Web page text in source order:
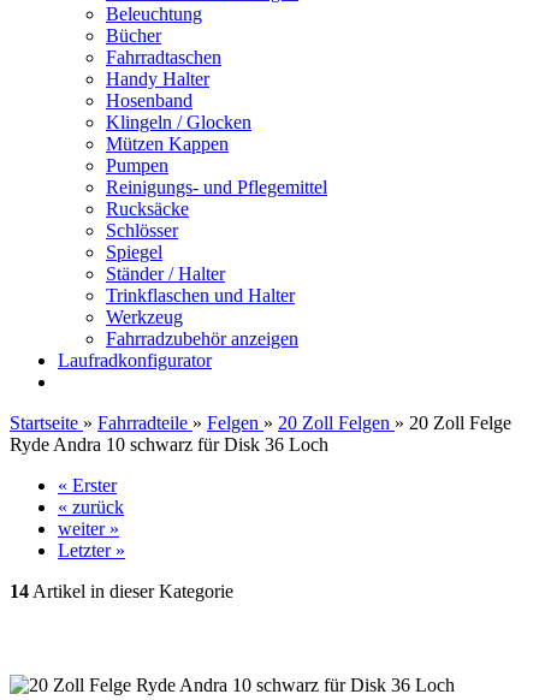
Beleuchtung
Bücher
Fahrradtaschen
Handy Halter
Hosenband
Klingeln / Glocken
Mützen Kappen
Pumpen
Reinigungs- und Pflegemittel
Rucksäcke
Schlösser
Spiegel
Ständer / Halter
Trinkflaschen und Halter
Werkzeug
Fahrradzubehör anzeigen
Laufradkonfigurator
Startseite » Fahrradteile » Felgen » 20 Zoll Felgen » 20 Zoll Felge
Ryde Andra 10 schwarz für Disk 36 Loch
« Erster
« zurück
weiter »
Letzter »
14 Artikel in dieser Kategorie